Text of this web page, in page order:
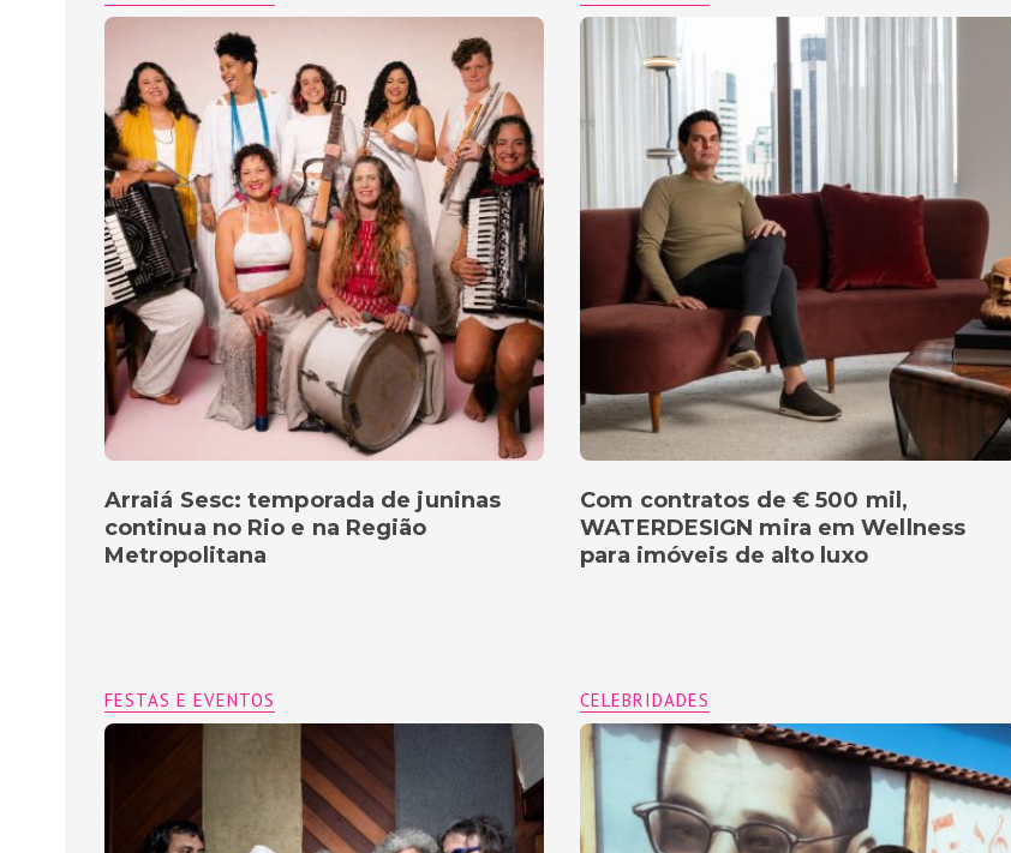
Com contratos de € 500 mil,
WATERDESIGN mira em Wellness
para imóveis de alto luxo
Arraiá Sesc: temporada de juninas
continua no Rio e na Região
Metropolitana
CELEBRIDADES
FESTAS E EVENTOS